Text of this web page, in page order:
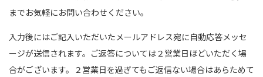
までお気軽にお問い合わせください。
入力後にはご記入いただいたメールアドレス宛に自動応答メッセ
ージが送信されます。ご返答については２営業日ほどいただく場
合がございます。２営業日を過ぎてもご返信ない場合はあらためて